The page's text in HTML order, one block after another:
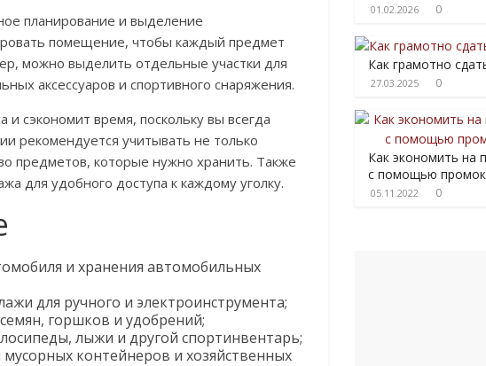
планирование и выделение
помещение, чтобы каждый предмет
можно выделить отдельные участки для
аксессуаров и спортивного снаряжения.
сэкономит время, поскольку вы всегда
рекомендуется учитывать не только
предметов, которые нужно хранить. Также
для удобного доступа к каждому уголку.
и хранения автомобильных
для ручного и электроинструмента;
горшков и удобрений;
лыжи и другой спортинвентарь;
контейнеров и хозяйственных
01.02.2026 0
Как грамотно
27.03.2025 0
Как экономить на
с помощью
05.11.2022 0